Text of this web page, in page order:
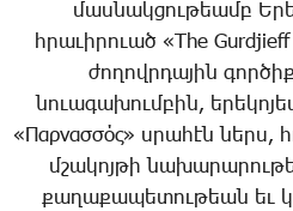
մասնակցութեամբ
հրաւիրուած «The
ժողովրդային
նուագախումբին,
«Παρνασσός» սրահէն ներս,
մշակոյթի
քաղաքապետութեան եւ